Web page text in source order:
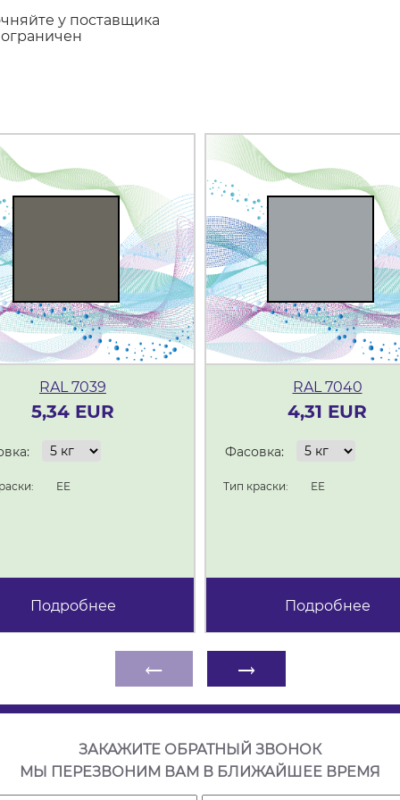
у поставщика
RAL 7039
5,34 EUR
EE
Подробнее
RAL 7040
4,31 EUR
Фасовка:
Тип краски: EE
Подробнее
← →
ЗАКАЖИТЕ ОБРАТНЫЙ ЗВОНОК
МЫ ПЕРЕЗВОНИМ ВАМ В БЛИЖАЙШЕЕ ВРЕМЯ